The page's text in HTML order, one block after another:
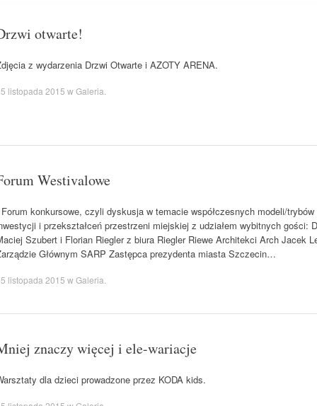
otwarte!
z wydarzenia Drzwi Otwarte i AZOTY ARENA.
listopada 2015 wGaleria
Westivalowe
konkursowe, czyli dyskusja w temacie współczesnych modeli/trybów
i przekształceń przestrzeni miejskiej z udziałem wybitnych gości:
Szubert i Florian Riegler z biura Riegler Riewe Architekci Arch Jacek
Głównym SARP Zastępca prezydenta miasta Szczecin…
listopada 2015 wGaleria
znaczy więcej i ele-wariacje
dla dzieci prowadzone przez KODA kids.